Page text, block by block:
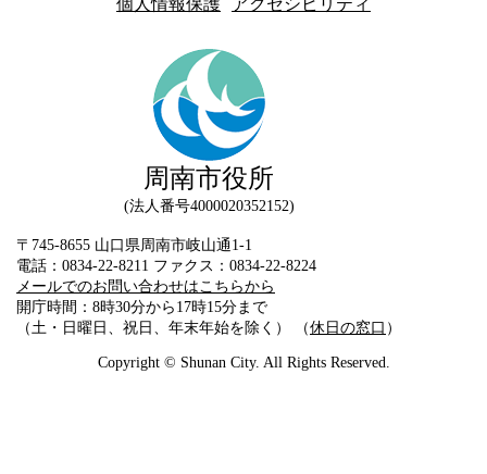
周南市役所
法人番号4000020352152
〒745-8655 山口県周南市岐山通1-1
電話：0834-22-8211 ファクス：0834-22-8224
メールでのお問い合わせはこちらから
開庁時間：8時30分から17時15分まで
（土・日曜日、祝日、年末年始を除く） （休日の窓口 ）
Copyright © Shunan City. All Rights Reserved.